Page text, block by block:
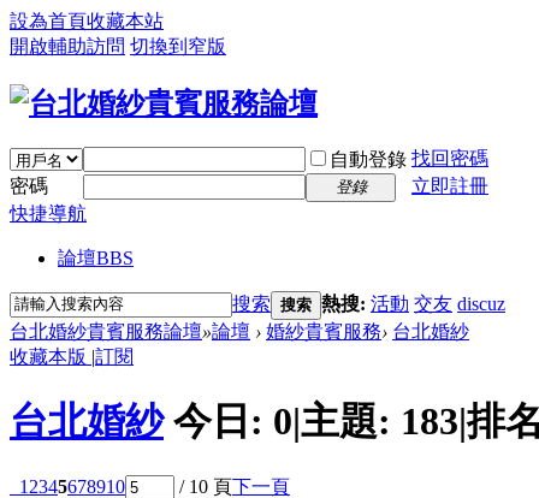
設為首頁收藏本站
開啟輔助訪問 切換到窄版
自動登錄 找回密碼
密碼
登錄
立即註冊
快捷導航
論壇BBS
搜索 搜索 熱搜: 活動 交友 discuz
台北婚紗貴賓服務論壇»論壇 › 婚紗貴賓服務› 台北婚紗
收藏本版 |訂閱
台北婚紗 今日: 0|主題: 183|排
1 2345678910 / 10 頁下一頁